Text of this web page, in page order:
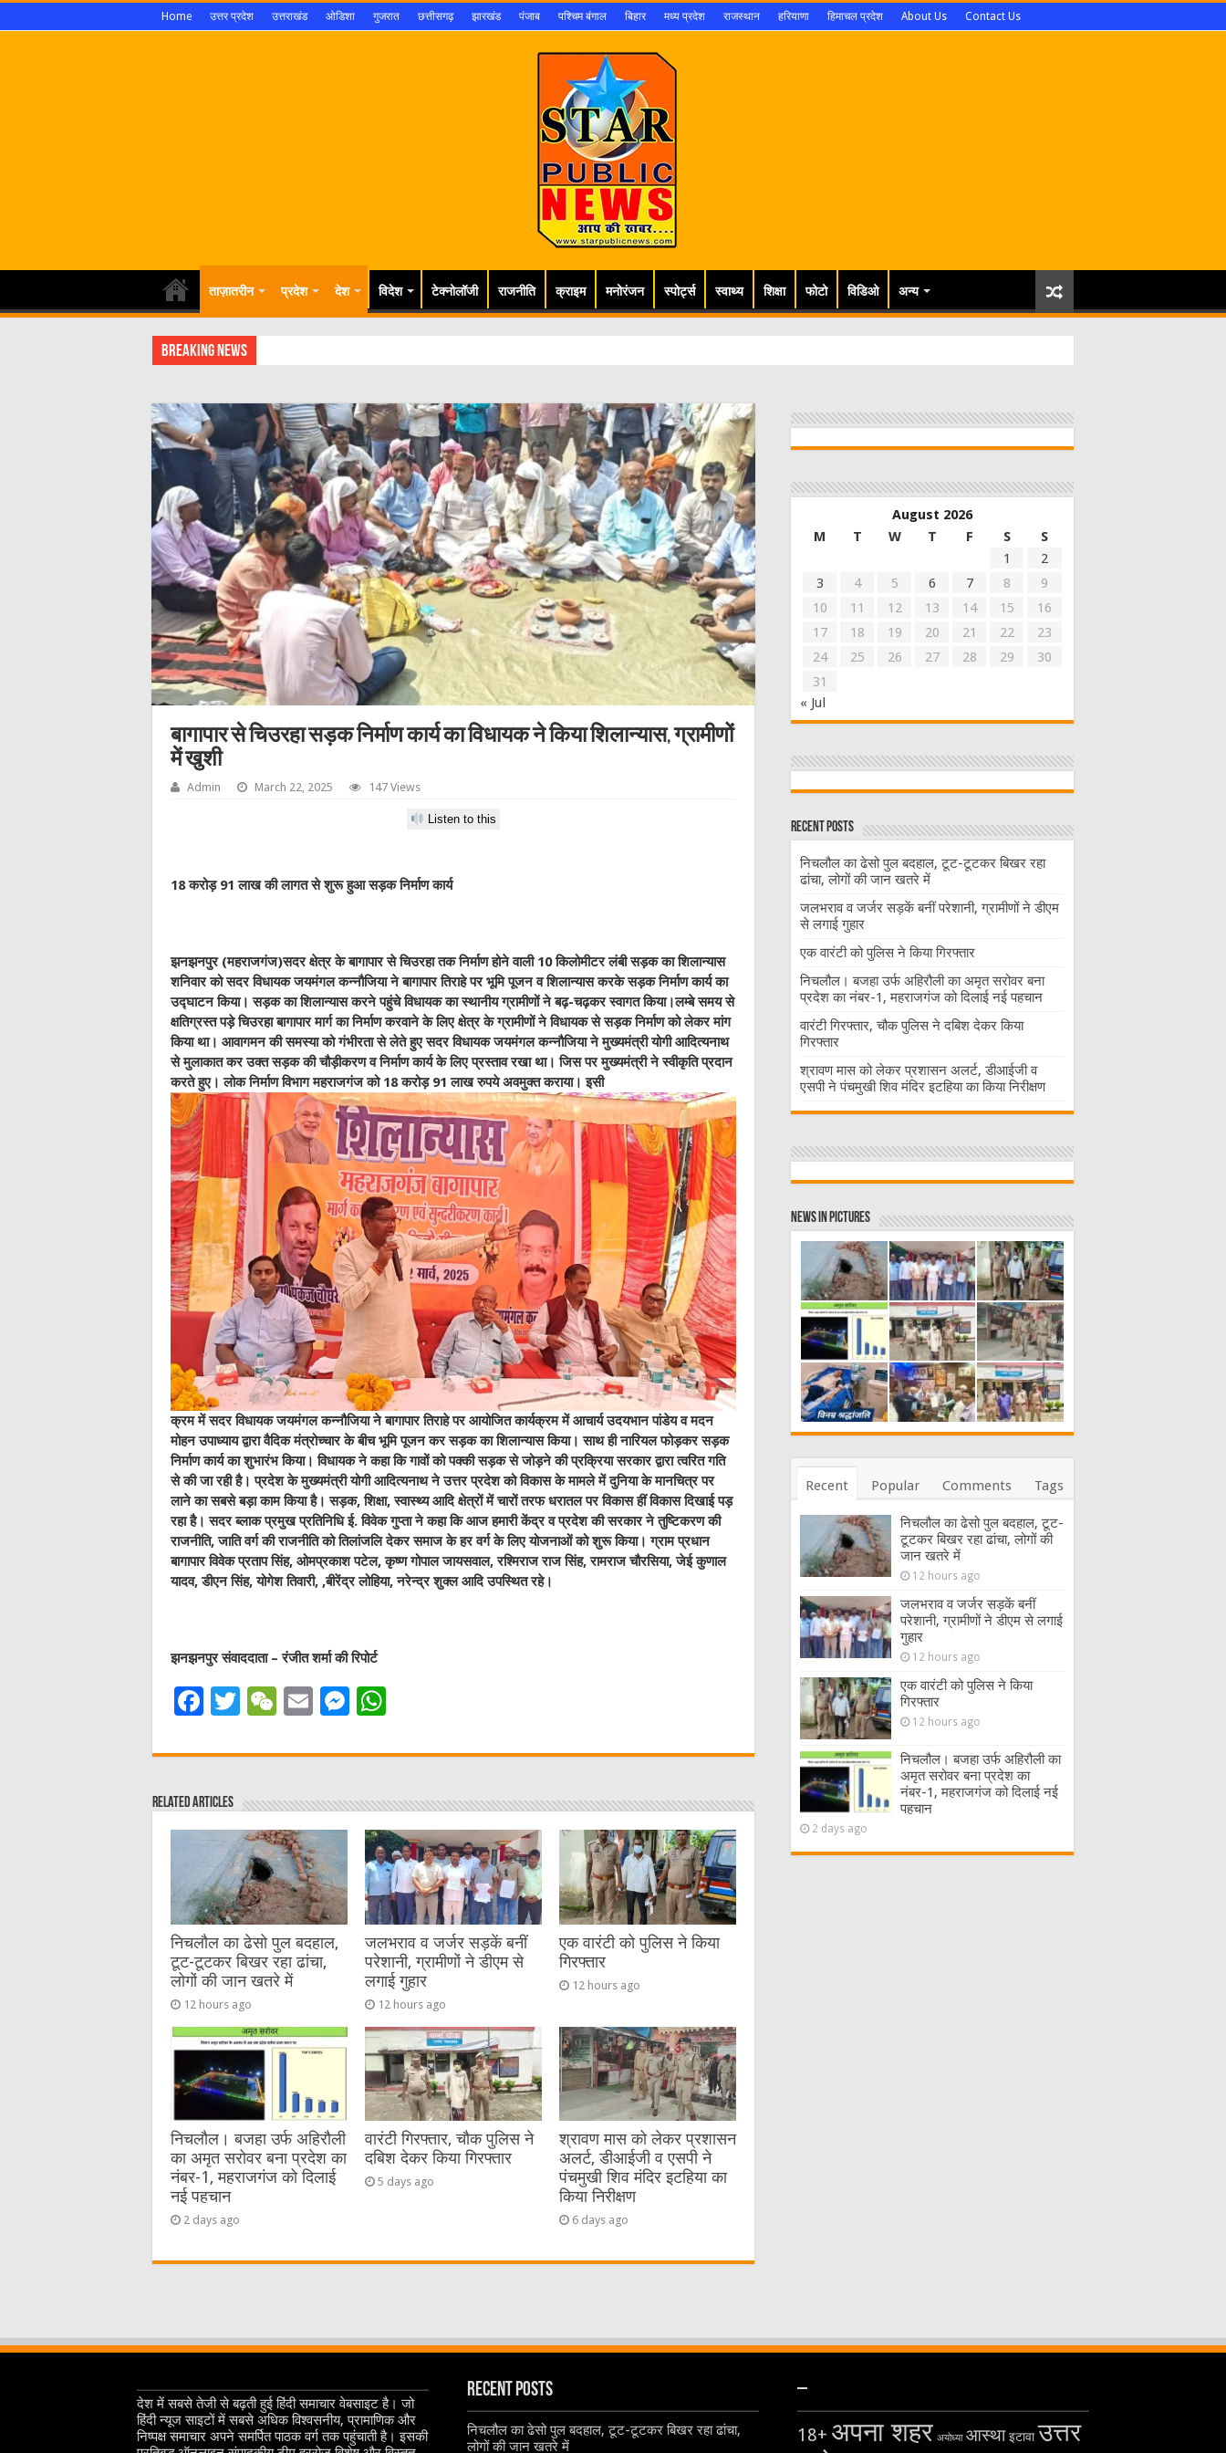
Home उत्तर प्रदेश उत्तराखंड ओडिशा गुजरात छत्तीसगढ़ झारखंड पंजाब पश्चिम बंगाल बिहार मध्य प्रदेश राजस्थान हरियाणा हिमाचल प्रदेश About Us Contact Us
ताज़ातरीन प्रदेश देश विदेश टेक्नोलॉजी राजनीति क्राइम मनोरंजन स्पोर्ट्स स्वाथ्य शिक्षा फोटो विडिओ अन्य
Breaking News
बागापार से चिउरहा सड़क निर्माण कार्य का विधायक ने किया शिलान्यास, ग्रामीणों
में खुशी
Admin March 22, 2025 147 Views
Listen to this
18 करोड़ 91 लाख की लागत से शुरू हुआ सड़क निर्माण कार्य
झनझनपुर (महराजगंज)सदर क्षेत्र के बागापार से चिउरहा तक निर्माण होने वाली 10 किलोमीटर लंबी सड़क का शिलान्यास
शनिवार को सदर विधायक जयमंगल कन्नौजिया ने बागापार तिराहे पर भूमि पूजन व शिलान्यास करके सड़क निर्माण कार्य का
उद्घाटन किया। सड़क का शिलान्यास करने पहुंचे विधायक का स्थानीय ग्रामीणों ने बढ़-चढ़कर स्वागत किया।लम्बे समय से
क्षतिग्रस्त पड़े चिउरहा बागापार मार्ग का निर्माण करवाने के लिए क्षेत्र के ग्रामीणों ने विधायक से सड़क निर्माण को लेकर मांग
किया था। आवागमन की समस्या को गंभीरता से लेते हुए सदर विधायक जयमंगल कन्नौजिया ने मुख्यमंत्री योगी आदित्यनाथ
से मुलाकात कर उक्त सड़क की चौड़ीकरण व निर्माण कार्य के लिए प्रस्ताव रखा था। जिस पर मुख्यमंत्री ने स्वीकृति प्रदान
करते हुए। लोक निर्माण विभाग महराजगंज को 18 करोड़ 91 लाख रुपये अवमुक्त कराया। इसी
क्रम में सदर विधायक जयमंगल कन्नौजिया ने बागापार तिराहे पर आयोजित कार्यक्रम में आचार्य उदयभान पांडेय व मदन
मोहन उपाध्याय द्वारा वैदिक मंत्रोच्चार के बीच भूमि पूजन कर सड़क का शिलान्यास किया। साथ ही नारियल फोड़कर सड़क
निर्माण कार्य का शुभारंभ किया। विधायक ने कहा कि गावों को पक्की सड़क से जोड़ने की प्रक्रिया सरकार द्वारा त्वरित गति
से की जा रही है। प्रदेश के मुख्यमंत्री योगी आदित्यनाथ ने उत्तर प्रदेश को विकास के मामले में दुनिया के मानचित्र पर
लाने का सबसे बड़ा काम किया है। सड़क, शिक्षा, स्वास्थ्य आदि क्षेत्रों में चारों तरफ धरातल पर विकास हीं विकास दिखाई पड़
रहा है। सदर ब्लाक प्रमुख प्रतिनिधि ई. विवेक गुप्ता ने कहा कि आज हमारी केंद्र व प्रदेश की सरकार ने तुष्टिकरण की
राजनीति, जाति वर्ग की राजनीति को तिलांजलि देकर समाज के हर वर्ग के लिए योजनाओं को शुरू किया। ग्राम प्रधान
बागापार विवेक प्रताप सिंह, ओमप्रकाश पटेल, कृष्ण गोपाल जायसवाल, रश्मिराज राज सिंह, रामराज चौरसिया, जेई कुणाल
यादव, डीएन सिंह, योगेश तिवारी, ,बीरेंद्र लोहिया, नरेन्द्र शुक्ल आदि उपस्थित रहे।
झनझनपुर संवाददाता – रंजीत शर्मा की रिपोर्ट
F
c
e
b
o
o
k
T
it
r
W
C
at
E
ai
M
ss
n
g
er
at
A
p
p
Related Articles
निचलौल का ढेसो पुल बदहाल,
टूट-टूटकर बिखर रहा ढांचा,
लोगों की जान खतरे में
12 hours ago
जलभराव व जर्जर सड़कें बनीं
परेशानी, ग्रामीणों ने डीएम से
लगाई गुहार
12 hours ago
एक वारंटी को पुलिस ने किया
गिरफ्तार
12 hours ago
निचलौल। बजहा उर्फ अहिरौली
का अमृत सरोवर बना प्रदेश का
नंबर-1, महराजगंज को दिलाई
नई पहचान
2 days ago
वारंटी गिरफ्तार, चौक पुलिस ने
दबिश देकर किया गिरफ्तार
5 days ago
श्रावण मास को लेकर प्रशासन
अलर्ट, डीआईजी व एसपी ने
पंचमुखी शिव मंदिर इटहिया का
किया निरीक्षण
6 days ago
August 2026
M
T W T F S
S
1
2
3
4 5 6 7 8
9
10
11 12 13 14 15
16
17
18 19 20 21 22
23
24
25 26 27 28 29
30
31
« Jul
Recent Posts
निचलौल का ढेसो पुल बदहाल, टूट-टूटकर बिखर रहा
ढांचा, लोगों की जान खतरे में
जलभराव व जर्जर सड़कें बनीं परेशानी, ग्रामीणों ने डीएम
से लगाई गुहार
एक वारंटी को पुलिस ने किया गिरफ्तार
निचलौल। बजहा उर्फ अहिरौली का अमृत सरोवर बना
प्रदेश का नंबर-1, महराजगंज को दिलाई नई पहचान
वारंटी गिरफ्तार, चौक पुलिस ने दबिश देकर किया
गिरफ्तार
श्रावण मास को लेकर प्रशासन अलर्ट, डीआईजी व
एसपी ने पंचमुखी शिव मंदिर इटहिया का किया निरीक्षण
News in Pictures
Recent Popular Comments Tags
निचलौल का ढेसो पुल बदहाल, टूट-
टूटकर बिखर रहा ढांचा, लोगों की
जान खतरे में
12 hours ago
जलभराव व जर्जर सड़कें बनीं
परेशानी, ग्रामीणों ने डीएम से लगाई
गुहार
12 hours ago
एक वारंटी को पुलिस ने किया
गिरफ्तार
12 hours ago
निचलौल। बजहा उर्फ अहिरौली का
अमृत सरोवर बना प्रदेश का
नंबर-1, महराजगंज को दिलाई नई
पहचान
2 days ago
देश में सबसे तेजी से बढ़ती हुई हिंदी समाचार वेबसाइट है। जो
हिंदी न्यूज साइटों में सबसे अधिक विश्वसनीय, प्रामाणिक और
निष्पक्ष समाचार अपने समर्पित पाठक वर्ग तक पहुंचाती है। इसकी
Recent Posts
निचलौल का ढेसो पुल बदहाल, टूट-टूटकर बिखर रहा ढांचा,
लोगों की जान खतरे में
–
18+ अपना शहर अयोध्या आस्था इटावा उत्तर